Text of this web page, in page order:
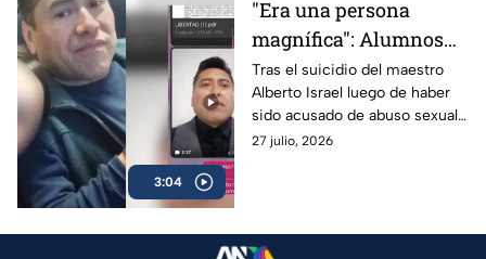
3:04
"Era una persona
magnífica": Alumnos
del maestro Alberto
Israel, quien se suicidó
tras ser señalado por
abuso sexual, lo
Tras el suicidio del maestro
Alberto Israel luego de haber
sido acusado de abuso sexual,
sus alumnos lo defendieron y
27 julio, 2026